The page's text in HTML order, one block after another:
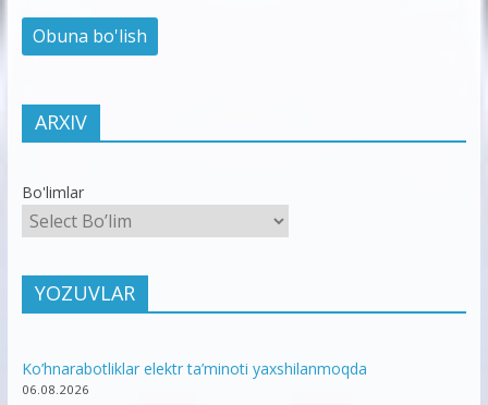
ARXIV
Bo'limlar
YOZUVLAR
Ko’hnarabotliklar elektr ta’minoti yaxshilanmoqda
06.08.2026